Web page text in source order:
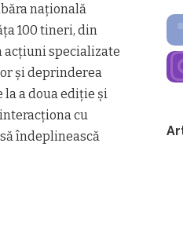
națională
100 tineri, din
acţiuni specializate
şi deprinderea
a doua ediţie şi
cu
îndeplinească